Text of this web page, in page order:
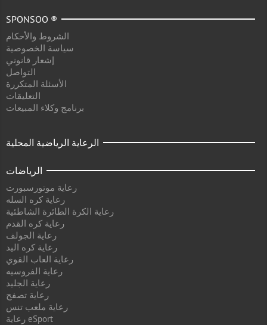
SPONSOO ®
الشروط والأحكام
سياسة الخصوصية
إشعار قانوني
التواصل
الأسئلة المتكررة
التعليقات
برنامج وكلاء المبيعات
الرعاية الرياضية المحلية
الرياضات
رعاية موتورسبورت
رعاية كره السله
رعاية الكرة الطائرة الشاطئية
رعاية كره القدم
رعاية الجولف
رعاية كره اليد
رعاية العاب القوي
رعاية الفروسيه
رعاية الجليد
رعاية تصفح
رعاية ملعب تنس
رعاية eSport